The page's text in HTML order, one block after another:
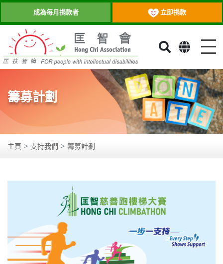
成為每月捐款者 立即捐款
目錄
籌募計劃
主頁 支持我們 籌募計劃